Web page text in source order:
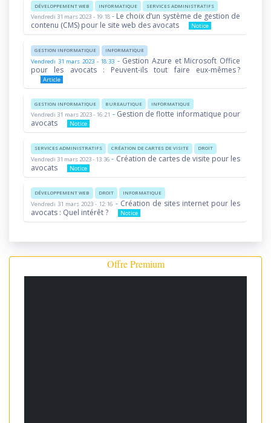
DÉVELOPPEMENT WEB INFORMATIQUE SERVICES ADMINISTRATIFS
Vendredi 31 mars 2023 - 19:18- Le choix d’un système de gestion de
contenu (CMS) pour le site web des avocats
Notice
GESTION INFORMATIQUE INFORMATIQUE
Vendredi 31 mars 2023 - 18:33 - Gestion Azure et Microsoft Office
pour les avocats : Peuvent-ils tout faire eux-mêmes ?
Article
GESTION INFORMATIQUE BUREAUTIQUE INFORMATIQUE
Vendredi 31 mars 2023 - 16:21 - Gestion de flotte informatique pour
avocats
Notice
SERVICES ADMINISTRATIFS CRÉATION DE CARTES DE VISITE DROIT
Vendredi 31 mars 2023 - 13:36 - Création de cartes de visite pour les
avocats
Notice
DÉVELOPPEMENT WEB DROIT INFORMATIQUE
Vendredi 31 mars 2023 - 12:16 - Création de sites internet pour les
avocats : Quel intérêt ?
Notice
Offre Premium